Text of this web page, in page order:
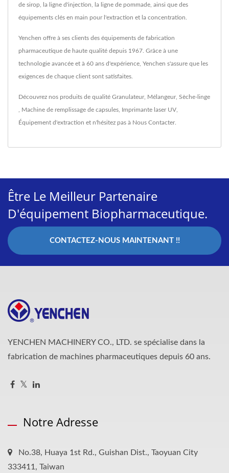
de sirop, la ligne d'injection, la ligne de pommade, ainsi que des
équipements clés en main pour l'extraction et la concentration.
Yenchen offre à ses clients des équipements de fabrication
pharmaceutique de haute qualité depuis 1967. Grâce à une
technologie avancée et à 60 ans d'expérience, Yenchen s'assure que les
exigences de chaque client sont satisfaites.
Découvrez nos produits de qualité Granulateur, Mélangeur, Sèche-linge
Machine de remplissage de capsules Imprimante laser UV
Équipement d'extraction et n'hésitez pas à Nous Contacter.
Être Le Meilleur Partenaire
D'équipement Biopharmaceutique.
CONTACTEZ-NOUS MAINTENANT !!
YENCHEN MACHINERY CO., LTD. se spécialise dans la
fabrication de machines pharmaceutiques depuis 60 ans.
Notre Adresse
No.38, Huaya 1st Rd., Guishan Dist., Taoyuan City
333411, Taiwan